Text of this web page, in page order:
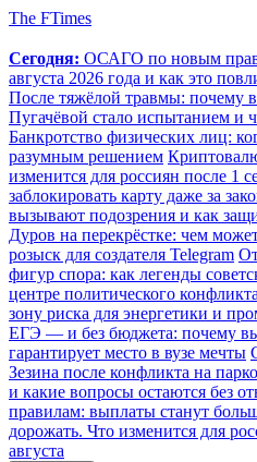
The FTimes
Сегодня: ОСАГО по новым
августа 2026 года и как это
После тяжёлой травмы: почему
Пугачёвой стало испытанием и
Банкротство физических лиц:
разумным решением
изменится для россиян после 1
заблокировать карту даже за
вызывают подозрения и как
Дуров на перекрёстке: чем
розыск для создателя Telegram
фигур спора: как легенды
центре политического конфликта
зону риска для энергетики и
ЕГЭ — и без бюджета: почему
гарантирует место в вузе мечты
Зезина после конфликта на
и какие вопросы остаются без
правилам: выплаты станут
дорожать. Что изменится для
августа